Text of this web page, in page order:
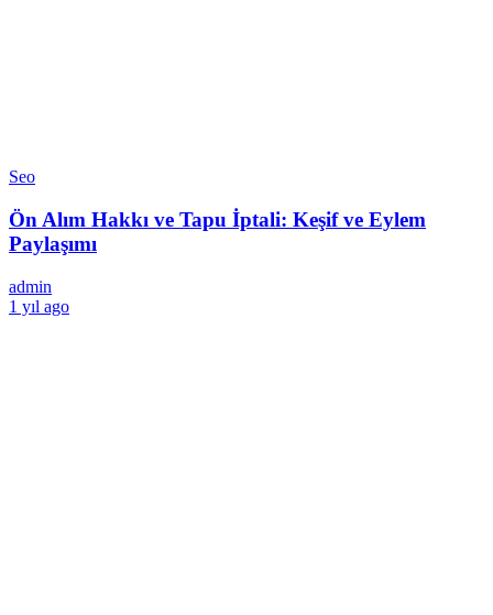
Seo
Ön Alım Hakkı ve Tapu İptali: Keşif ve Eylem
Paylaşımı
admin
1 yıl ago